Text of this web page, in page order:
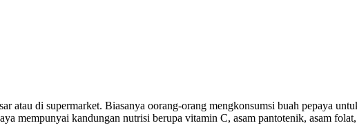
atau di supermarket. Biasanya oorang-orang mengkonsumsi buah pepaya
mempunyai kandungan nutrisi berupa vitamin C, asam pantotenik, asam